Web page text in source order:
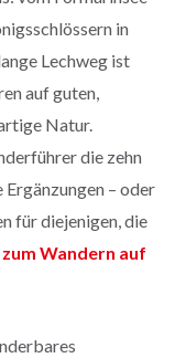
in
Lechweg ist
auf guten,
Natur.
die zehn
– oder
für diejenigen, die
zum Wandern auf